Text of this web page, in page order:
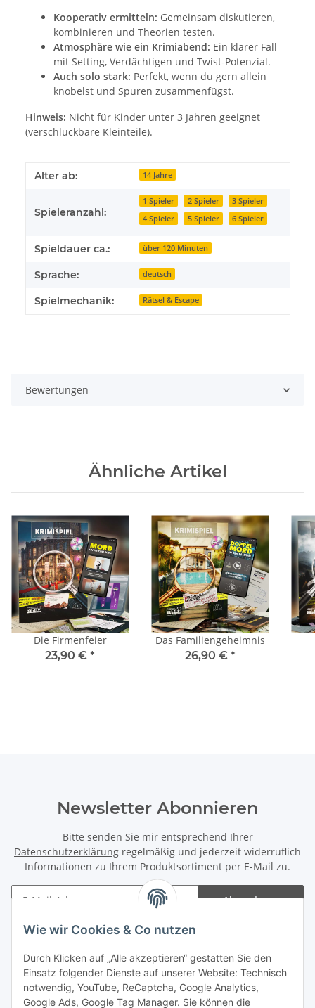
Wie wir Cookies & Co nutzen
Durch Klicken auf „Alle akzeptieren“ gestatten Sie den
Einsatz folgender Dienste auf unserer Website: Technisch
notwendig, YouTube, ReCaptcha, Google Analytics,
Google Ads, Google Tag Manager. Sie können die
Kooperativ ermitteln: Gemeinsam diskutieren,
kombinieren und Theorien testen.
Atmosphäre wie ein Krimiabend: Ein klarer Fall
mit Setting, Verdächtigen und Twist-Potenzial.
Auch solo stark: Perfekt, wenn du gern allein
knobelst und Spuren zusammenfügst.
Hinweis: Nicht für Kinder unter 3 Jahren geeignet
(verschluckbare Kleinteile).
Produkteigenschaft
Wert
Alter ab: 14 Jahre
Spieleranzahl:
1 Spieler 2 Spieler
3 Spieler
4 Spieler
5 Spieler 6 Spieler
Spieldauer ca.: über 120 Minuten
Sprache: deutsch
Spielmechanik: Rätsel & Escape
Bewertungen
Ähnliche Artikel
Die Firmenfeier
23,90 € *
Das Familiengeheimnis
26,90 € *
Newsletter Abonnieren
Bitte senden Sie mir entsprechend Ihrer
Datenschutzerklärung regelmäßig und jederzeit widerruflich
Informationen zu Ihrem Produktsortiment per E-Mail zu.
Abonnieren
Newsletter Abonnieren
Informationen
Gesetzliche Informationen